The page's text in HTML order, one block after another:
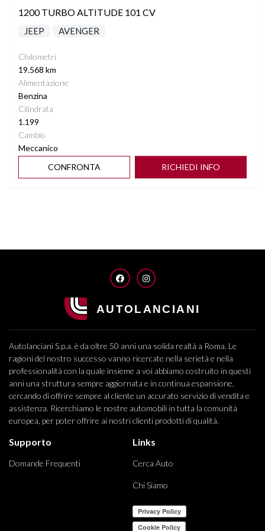
1200 TURBO ALTITUDE 101 CV
JEEP AVENGER
Chilometri
19.568 km
Alimentazione
Benzina
Cilindrata
1.199
Cambio
Meccanico
CONFRONTA
RICHIEDI INFO
FACEBOOKINSTAGRAM
Autolanciani S.p.a. è da oltre 50 anni una solida realtà a Roma. Le
ragioni del nostro successo vanno ricercate nella serietà e nella
professionalità con la quale insieme a voi abbiamo costruito in questi
anni una struttura sempre aggiornata e in continua espansione,
cercando di offrire sempre al cliente un accurato servizio di vendita e
assistenza. Ricerchiamo le nostre automobili in tutta la comunità
europea, per poter offrire ai nostri clienti prodotti di qualità.
Supporto
Domande Frequenti
Links
Cerca Auto
Chi Siamo